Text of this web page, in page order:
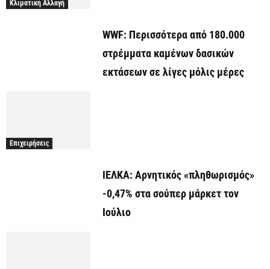
Κλιματική Αλλαγή
WWF: Περισσότερα από 180.000
στρέμματα καμένων δασικών
εκτάσεων σε λίγες μόλις μέρες
Επιχειρήσεις
ΙΕΛΚΑ: Αρνητικός «πληθωρισμός»
-0,47% στα σούπερ μάρκετ τον
Ιούλιο